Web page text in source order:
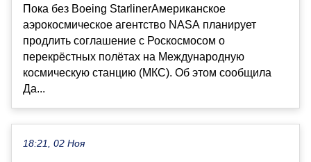
Пока без Boeing StarlinerАмериканское
аэрокосмическое агентство NASA планирует
продлить соглашение с Роскосмосом о
перекрёстных полётах на Международную
космическую станцию (МКС). Об этом сообщила
Да...
18:21, 02 Ноя